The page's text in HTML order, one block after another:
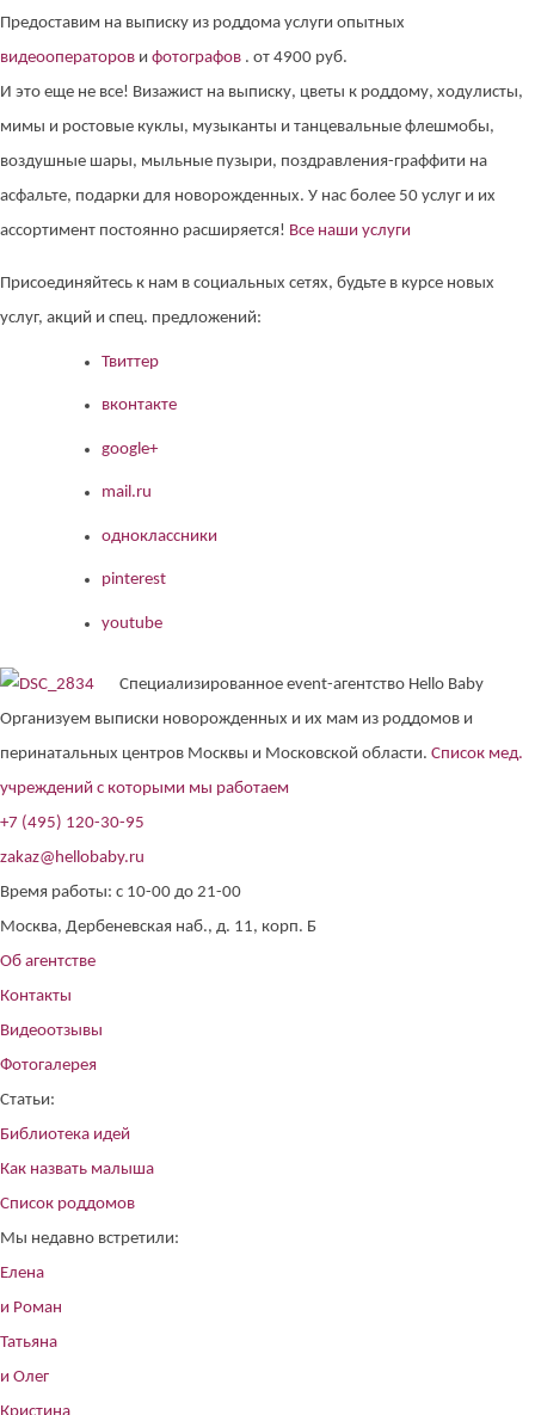
Предоставим на выписку из роддома услуги опытных
видеооператоров и фотографов . от 4900 руб.
И это еще не все! Визажист на выписку, цветы к роддому, ходулисты,
мимы и ростовые куклы, музыканты и танцевальные флешмобы,
воздушные шары, мыльные пузыри, поздравления-граффити на
асфальте, подарки для новорожденных. У нас более 50 услуг и их
ассортимент постоянно расширяется! Все наши услуги
Присоединяйтесь к нам в социальных сетях, будьте в курсе новых
услуг, акций и спец. предложений:
Твиттер
вконтакте
google+
mail.ru
одноклассники
pinterest
youtube
Специализированное event-агентство Hello Baby
Организуем выписки новорожденных и их мам из роддомов и
перинатальных центров Москвы и Московской области. Список мед.
учреждений с которыми мы работаем
+7 (495) 120-30-95
zakaz@hellobaby.ru
Время работы: с 10-00 до 21-00
Москва, Дербеневская наб., д. 11, корп. Б
Об агентстве
Контакты
Видеоотзывы
Фотогалерея
Статьи:
Библиотека идей
Как назвать малыша
Список роддомов
Мы недавно встретили:
Елена
и Роман
Татьяна
и Олег